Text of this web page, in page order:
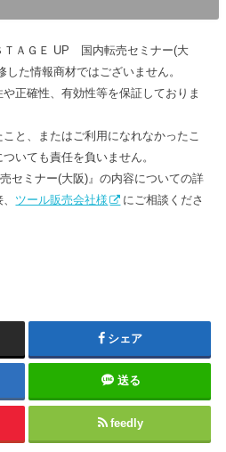
ＴＡＧＥ UP 国内転売セミナー(大
た情報商材ではございません。
正確性、有効性等を保証しておりま
と、またはご利用になれなかったこ
いても責任を負いません。
セミナー(大阪)』の内容についての詳
ツール販売会社様
にご相談くださ
シェア
送る
feedly